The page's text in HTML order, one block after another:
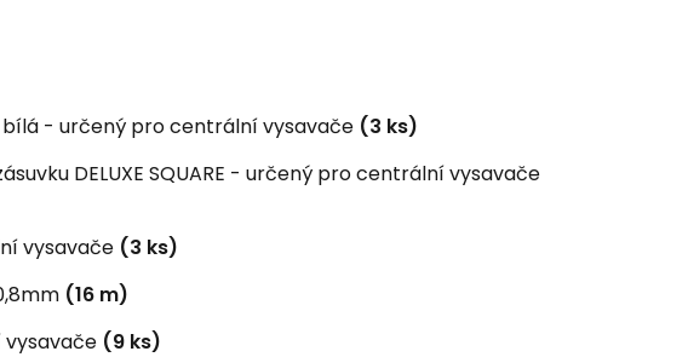
- bílá - určený pro centrální vysavače (3 ks)
DELUXE SQUARE - určený pro centrální vysavače
vysavače (3 ks)
(16 m)
(9 ks)